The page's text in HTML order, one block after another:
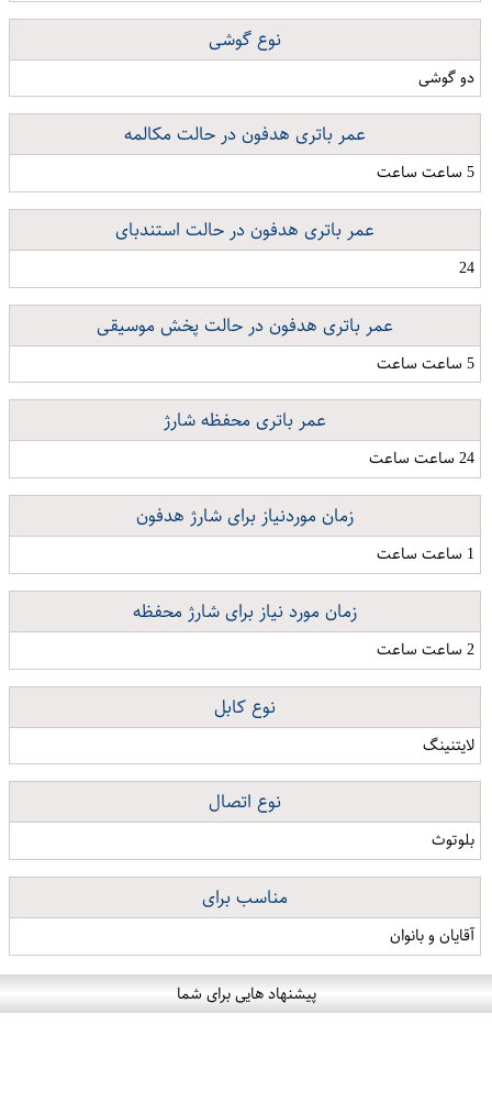
نوع گوشی
دو گوشی
عمر باتری هدفون در حالت مکالمه
5 ساعت ساعت
عمر باتری هدفون در حالت استندبای
24
عمر باتری هدفون در حالت پخش موسیقی
5 ساعت ساعت
عمر باتری محفظه شارژ
24 ساعت ساعت
زمان موردنیاز برای شارژ هدفون
1 ساعت ساعت
زمان مورد نیاز برای شارژ محفظه
2 ساعت ساعت
نوع کابل
لایتنینگ
نوع اتصال
بلوتوث
مناسب برای
آقایان و بانوان
پیشنهاد هایی برای شما